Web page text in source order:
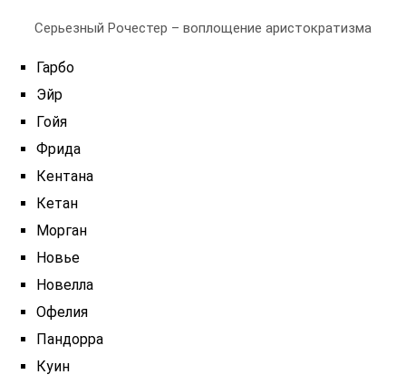
Серьезный Рочестер – воплощение аристократизма
Гарбо
Эйр
Гойя
Фрида
Кентана
Кетан
Морган
Новье
Новелла
Офелия
Пандорра
Куин